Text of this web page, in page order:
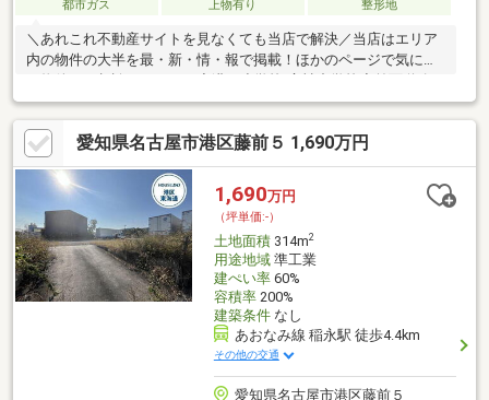
都市ガス
上物有り 整形地
＼あれこれ不動産サイトを見なくても当店で解決／当店はエリア
内の物件の大半を最・新・情・報で掲載！ほかのページで気にな
約6.5ｍ車が余裕を持ってすれ違うことが出来る道幅◆南側道路は
陽当たり良好※写真をクリックすると、詳細をご覧いただけま
す。＝＝＝＝＝＝＝＝＝＝＝＝＝＝＝＝＝＝＝＝＝＝＝＝＝土地
から建てるってどうしたらいいの？どんな費用がかかるの？の疑
問にすべて丁寧にお答えします。＝＝＝＝＝＝＝＝＝＝＝＝＝＝
＝＝＝＝＝＝＝＝＝＝＝
愛知県名古屋市港区藤前５ 1,690万円
1,690万円
（坪単価:-）
土地面積314m2
用途地域準工業
建ぺい率60%
容積率200%
建築条件なし
あおなみ線 稲永駅 徒歩4.4km
その他の交通
愛知県名古屋市港区藤前５